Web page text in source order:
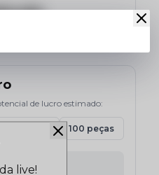
de lucro estimado:
100 peças
PARTIR DE
live!